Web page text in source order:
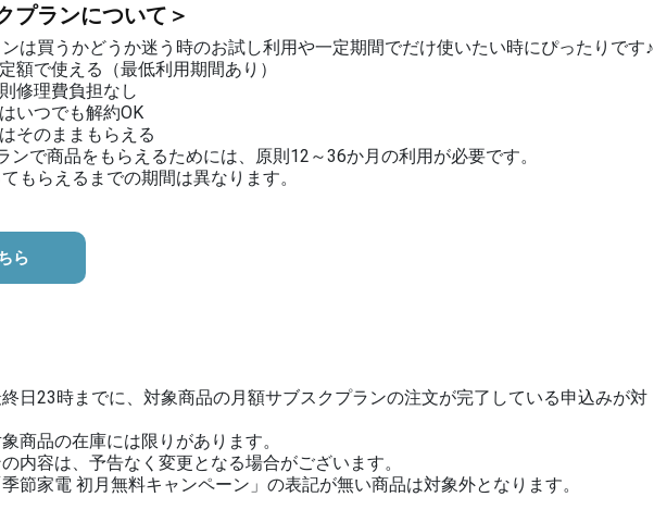
プランについて＞
は買うかどうか迷う時のお試し利用や一定期間でだけ使いたい時にぴったりです♪
額で使える（最低利用期間あり）
修理費負担なし
いつでも解約OK
そのままもらえる
ンで商品をもらえるためには、原則12～36か月の利用が必要です。
もらえるまでの期間は異なります。
ら
終日23時までに、対象商品の月額サブスクプランの注文が完了している申込みが対
商品の在庫には限りがあります。
内容は、予告なく変更となる場合がございます。
季節家電 初月無料キャンペーン」の表記が無い商品は対象外となります。